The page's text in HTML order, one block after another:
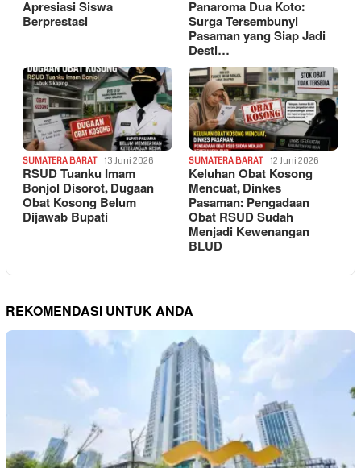
Apresiasi Siswa
Berprestasi
Panaroma Dua Koto:
Surga Tersembunyi
Pasaman yang Siap Jadi
Desti…
SUMATERA BARAT 13 Juni 2026
RSUD Tuanku Imam
Bonjol Disorot, Dugaan
Obat Kosong Belum
Dijawab Bupati
SUMATERA BARAT 12 Juni 2026
Keluhan Obat Kosong
Mencuat, Dinkes
Pasaman: Pengadaan
Obat RSUD Sudah
Menjadi Kewenangan
BLUD
REKOMENDASI UNTUK ANDA